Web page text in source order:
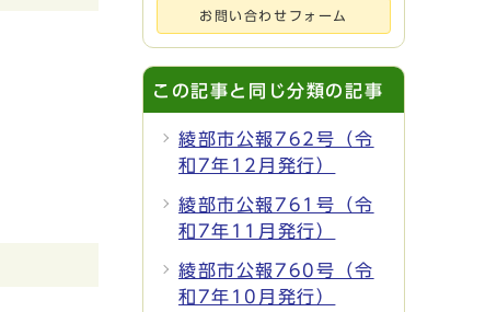
お問い合わせフォーム
この記事と同じ分類の記事
綾部市公報762号（令
和7年12月発行）
綾部市公報761号（令
和7年11月発行）
綾部市公報760号（令
和7年10月発行）